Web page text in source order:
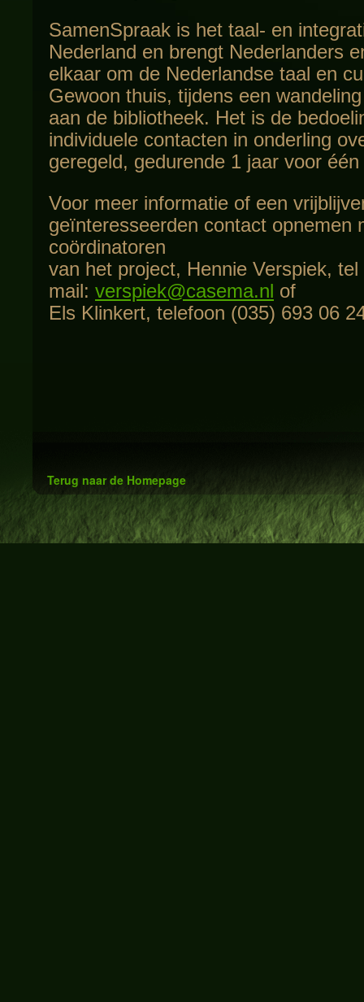
SamenSpraak is het taal- en
Nederland en brengt Nederlanders
elkaar om de Nederlandse taal en
Gewoon thuis, tijdens een
aan de bibliotheek. Het is de
individuele contacten in onderling
geregeld, gedurende 1 jaar voor
Voor meer informatie of een
geïnteresseerden contact opnemen
coördinatoren
van het project, Hennie Verspiek,
mail: verspiek@casema.nl of
Els Klinkert, telefoon (035) 693 06
Terug naar de Homepage